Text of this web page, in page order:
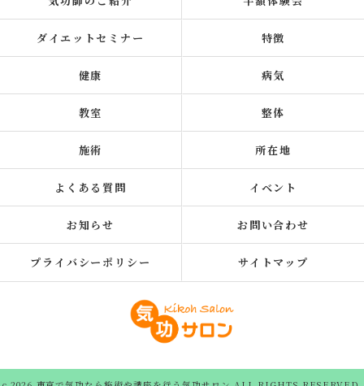
ダイエットセミナー 特徴
健康 病気
教室 整体
施術 所在地
よくある質問 イベント
お知らせ お問い合わせ
プライバシーポリシー サイトマップ